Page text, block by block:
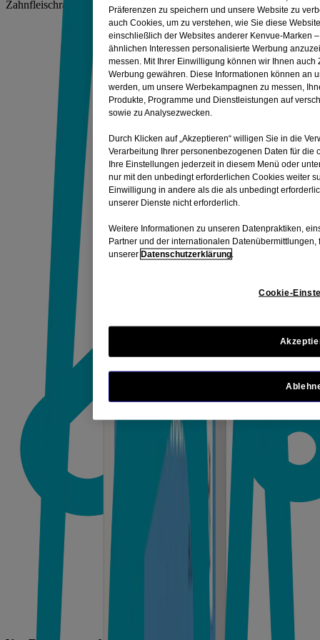
Zahnfleischrand.
Präferenzen zu speichern und unsere Website zu
auch Cookies, um zu verstehen, wie Sie diese
einschließlich der Websites anderer Kenvue-Marken
ähnlichen Interessen personalisierte Werbung
messen. Mit Ihrer Einwilligung können wir Ihnen
Werbung gewähren. Diese Informationen können an
werden, um unsere Werbekampagnen zu messen,
Produkte, Programme und Dienstleistungen auf
sowie zu Analysezwecken.
Durch Klicken auf „Akzeptieren“ willigen Sie in die
Verarbeitung Ihrer personenbezogenen Daten für
Ihre Einstellungen jederzeit in diesem Menü oder
nur mit den unbedingt erforderlichen Cookies weiter
Einwilligung in andere als die als unbedingt
unserer Dienste nicht erforderlich.
Weitere Informationen zu unseren Datenpraktiken,
Partner und der internationalen
unserer Datenschutzerklärung.
Cookie-